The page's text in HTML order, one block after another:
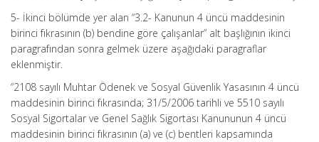
5- İkinci bölümde yer alan “3.2- Kanunun 4 üncü maddesinin
birinci fıkrasının (b) bendine göre çalışanlar” alt başlığının ikinci
paragrafından sonra gelmek üzere aşağıdaki paragraflar
eklenmiştir.
“2108 sayılı Muhtar Ödenek ve Sosyal Güvenlik Yasasının 4 üncü
maddesinin birinci fıkrasında; 31/5/2006 tarihli ve 5510 sayılı
Sosyal Sigortalar ve Genel Sağlık Sigortası Kanununun 4 üncü
maddesinin birinci fıkrasının (a) ve (c) bentleri kapsamında